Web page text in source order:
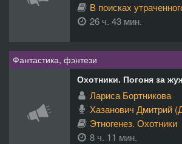
В поисках
26 ч. 43 мин.
Фантастика, фэнтези
Охотники. Погоня за
Лариса Бортникова
Хазанович Дмитрий
Этногенез. Охотники
8 ч. 11 мин.